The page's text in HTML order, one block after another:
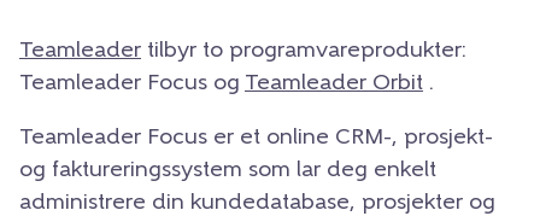
Teamleader tilbyr to programvareprodukter:
Teamleader Focus og Teamleader Orbit .
Teamleader Focus er et online CRM-, prosjekt-
og faktureringssystem som lar deg enkelt
administrere din kundedatabase, prosjekter og